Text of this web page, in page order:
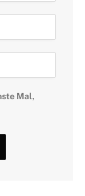
Mal,